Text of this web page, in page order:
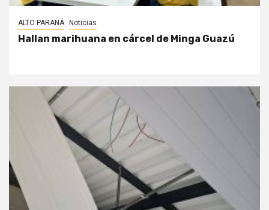
ALTO PARANÁ Noticias
Hallan marihuana en cárcel de Minga Guazú